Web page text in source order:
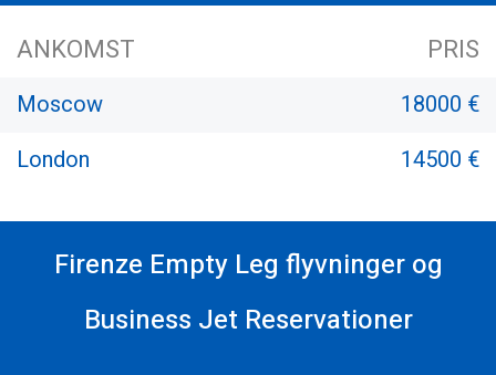
ANKOMST PRIS
Moscow
18000 €
London
14500 €
Firenze Empty Leg flyvninger og
Business Jet Reservationer